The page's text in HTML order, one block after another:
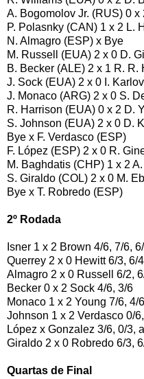
A. Bogomolov Jr. (RUS) 0
P. Polasnky (CAN) 1 x 2 L.
N. Almagro (ESP) x Bye
M. Russell (EUA) 2 x 0 D.
B. Becker (ALE) 2 x 1 R.
J. Sock (EUA) 2 x 0 I.
J. Monaco (ARG) 2 x 0 S.
R. Harrison (EUA) 0 x 2 D.
S. Johnson (EUA) 2 x 0 D.
Bye x F. Verdasco (ESP)
F. López (ESP) 2 x 0 R.
M. Baghdatis (CHP) 1 x 2
S. Giraldo (COL) 2 x 0 M.
Bye x T. Robredo (ESP)
2º Rodada
Isner 1 x 2 Brown 4/6, 7/6,
Querrey 2 x 0 Hewitt 6/3, 6/4
Almagro 2 x 0 Russell 6/2,
Becker 0 x 2 Sock 4/6, 3/6
Monaco 1 x 2 Young 7/6, 4/
Johnson 1 x 2 Verdasco 0/
López x Gonzalez 3/6, 0/3,
Giraldo 2 x 0 Robredo 6/3,
Quartas de Final